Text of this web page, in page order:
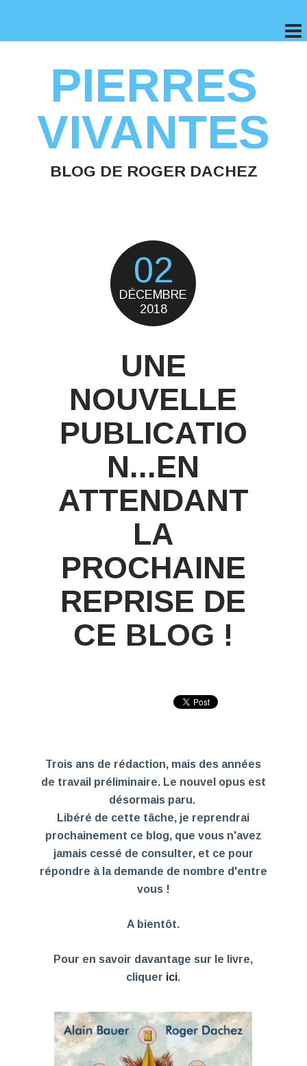
PIERRES
VIVANTES
BLOG DE ROGER DACHEZ
02
DÉCEMBRE
2018
UNE
NOUVELLE
PUBLICATIO
N...EN
ATTENDANT
LA
PROCHAINE
REPRISE DE
CE BLOG !
Trois ans de rédaction, mais des années
de travail préliminaire. Le nouvel opus est
désormais paru.
Libéré de cette tâche, je reprendrai
prochainement ce blog, que vous n'avez
jamais cessé de consulter, et ce pour
répondre à la demande de nombre d'entre
vous !
A bientôt.
Pour en savoir davantage sur le livre,
cliquer ici.